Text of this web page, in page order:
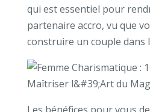
qui est essentiel pour
partenaire accro, vu que
construire un couple dans